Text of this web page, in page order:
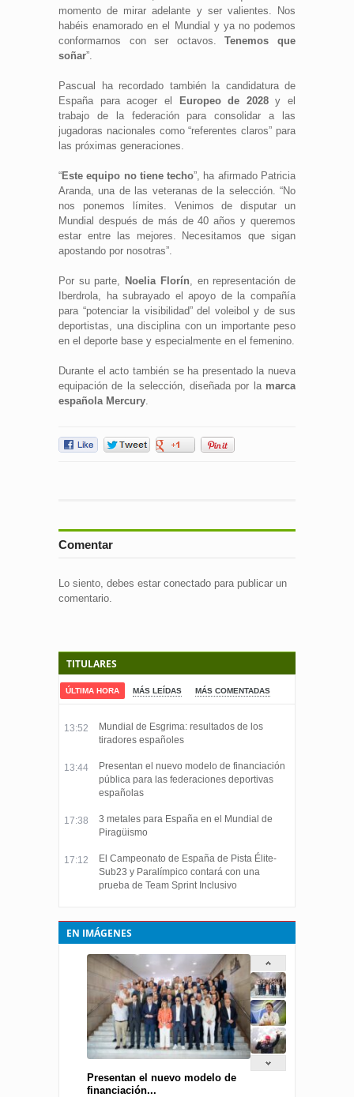
momento de mirar adelante y ser valientes. Nos
habéis enamorado en el Mundial y ya no podemos
conformarnos con ser octavos.Tenemos que
soñar”.
Pascual ha recordado también la candidatura de
España para acoger el Europeo de 2028y el
trabajo de la federación para consolidar a las
jugadoras nacionales como “referentes claros” para
las próximas generaciones.
“Este equipo no tiene techo”, ha afirmado Patricia
Aranda, una de las veteranas de la selección. “No
nos ponemos límites. Venimos de disputar un
Mundial después de más de 40 años y queremos
estar entre las mejores. Necesitamos que sigan
apostando por nosotras”.
Por su parte, Noelia Florín , en representación de
Iberdrola, ha subrayado el apoyo de la compañía
para “potenciar la visibilidad” del voleibol y de sus
deportistas, una disciplina con un importante peso
en el deporte base y especialmente en el femenino.
Durante el acto también se ha presentado la nueva
equipación de la selección, diseñada por la marca
española Mercury
Comentar
Lo siento, debes estar conectado para publicar un
comentario.
TITULARES
ÚLTIMA HORA MÁS LEÍDAS MÁS COMENTADAS
13:52
Mundial de Esgrima: resultados de los
tiradores españoles
13:44
Presentan el nuevo modelo de financiación
pública para las federaciones deportivas
españolas
17:38
3 metales para España en el Mundial de
Piragüismo
17:12
El Campeonato de España de Pista Élite-
Sub23 y Paralímpico contará con una
prueba de Team Sprint Inclusivo
EN IMÁGENES
Presentan el nuevo modelo de
financiación...